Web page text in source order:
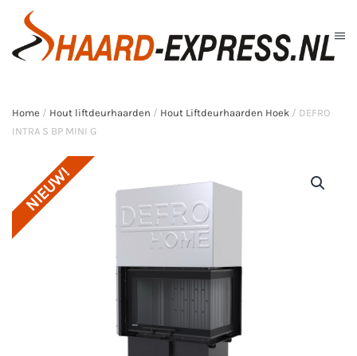
Skip to main content
Home / Hout liftdeurhaarden / Hout Liftdeurhaarden Hoek / DEFRO
INTRA S BP MINI G
NIEUW!